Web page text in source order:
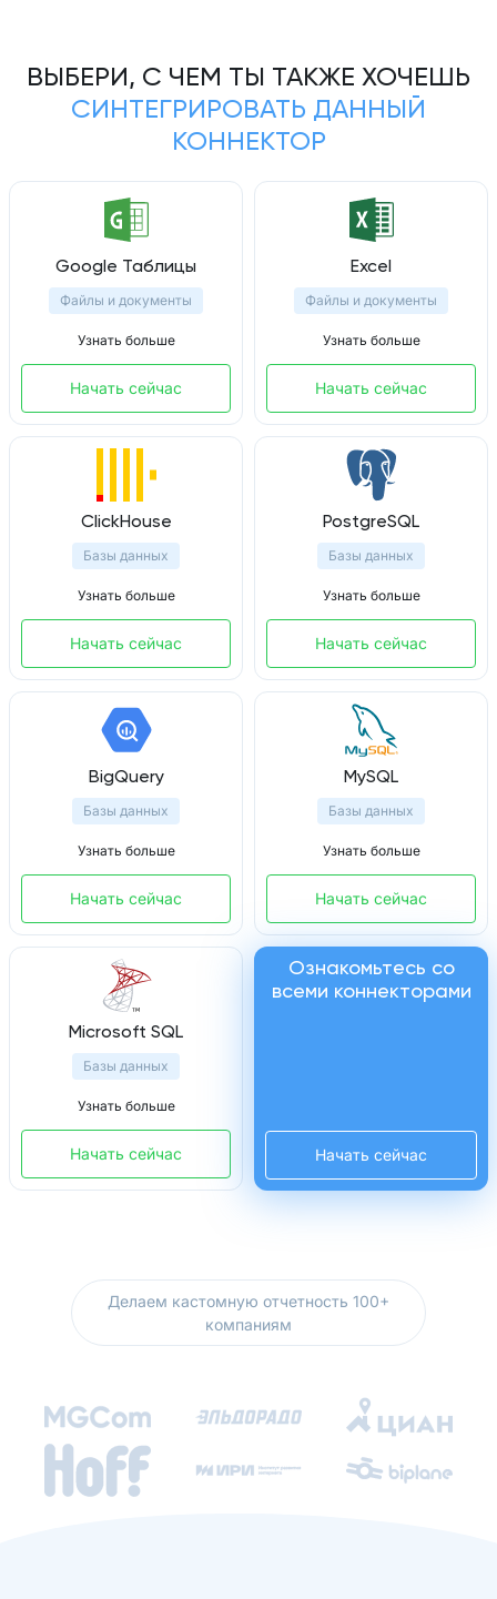
ВЫБЕРИ, С ЧЕМ ТЫ ТАКЖЕ ХОЧЕШЬ
СИНТЕГРИРОВАТЬ ДАННЫЙ
КОННЕКТОР
Google Таблицы
Файлы и документы
Узнать больше
Начать сейчас
Excel
Файлы и документы
Узнать больше
Начать сейчас
ClickHouse
Базы данных
Узнать больше
Начать сейчас
PostgreSQL
Базы данных
Узнать больше
Начать сейчас
BigQuery
Базы данных
Узнать больше
Начать сейчас
MySQL
Базы данных
Узнать больше
Начать сейчас
Microsoft SQL
Базы данных
Узнать больше
Начать сейчас
Ознакомьтесь со
всеми коннекторами
Начать сейчас
Делаем кастомную отчетность 100+
компаниям